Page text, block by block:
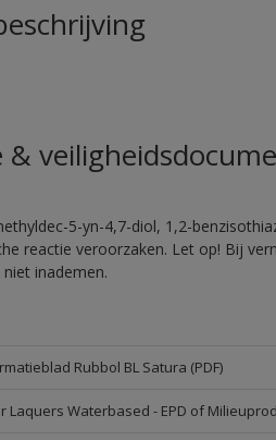
&
5-yn-4,7-diol, 1,2-
reactie veroorzaken. Let op! Bij
inademen.
Rubbol BL Satura (PDF)
Laquers Waterbased - EPD of